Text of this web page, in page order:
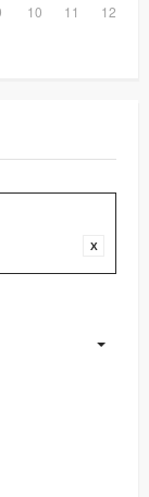
10 11
12